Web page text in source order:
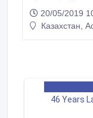
коррозии, и за счет выдержанности форм
гармонична на
20/05/2019
Казахстан,